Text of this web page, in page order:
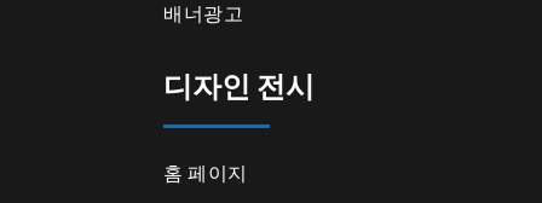
배너광고
디자인 전시
홈 페이지